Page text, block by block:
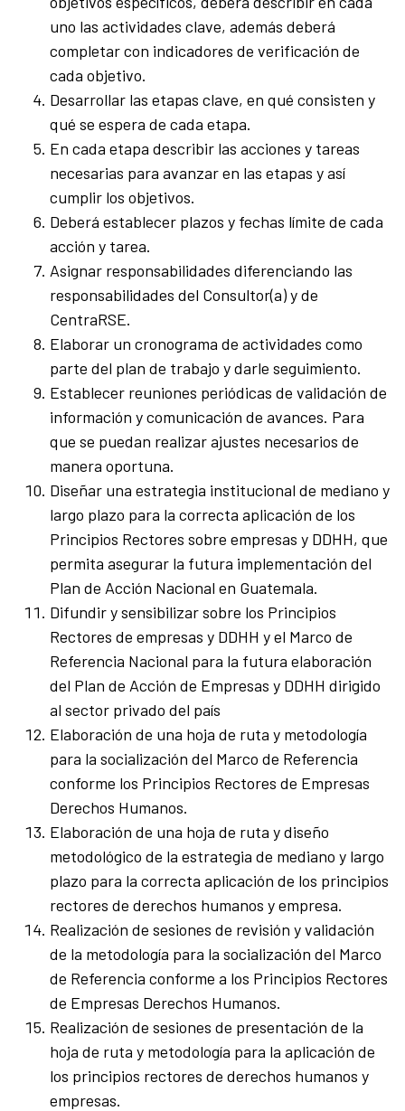
uno las actividades clave, además deberá
completar con indicadores de verificación de
cada objetivo.
Desarrollar las etapas clave, en qué consisten y
qué se espera de cada etapa.
En cada etapa describir las acciones y tareas
necesarias para avanzar en las etapas y así
cumplir los objetivos.
Deberá establecer plazos y fechas límite de cada
acción y tarea.
Asignar responsabilidades diferenciando las
responsabilidades del Consultor(a) y de
CentraRSE.
Elaborar un cronograma de actividades como
parte del plan de trabajo y darle seguimiento.
Establecer reuniones periódicas de validación de
información y comunicación de avances. Para
que se puedan realizar ajustes necesarios de
manera oportuna.
Diseñar una estrategia institucional de mediano y
largo plazo para la correcta aplicación de los
Principios Rectores sobre empresas y DDHH, que
permita asegurar la futura implementación del
Plan de Acción Nacional en Guatemala.
Difundir y sensibilizar sobre los Principios
Rectores de empresas y DDHH y el Marco de
Referencia Nacional para la futura elaboración
del Plan de Acción de Empresas y DDHH dirigido
al sector privado del país
Elaboración de una hoja de ruta y metodología
para la socialización del Marco de Referencia
conforme los Principios Rectores de Empresas
Derechos Humanos.
Elaboración de una hoja de ruta y diseño
metodológico de la estrategia de mediano y largo
plazo para la correcta aplicación de los principios
rectores de derechos humanos y empresa.
Realización de sesiones de revisión y validación
de la metodología para la socialización del Marco
de Referencia conforme a los Principios Rectores
de Empresas Derechos Humanos.
Realización de sesiones de presentación de la
hoja de ruta y metodología para la aplicación de
los principios rectores de derechos humanos y
empresas.